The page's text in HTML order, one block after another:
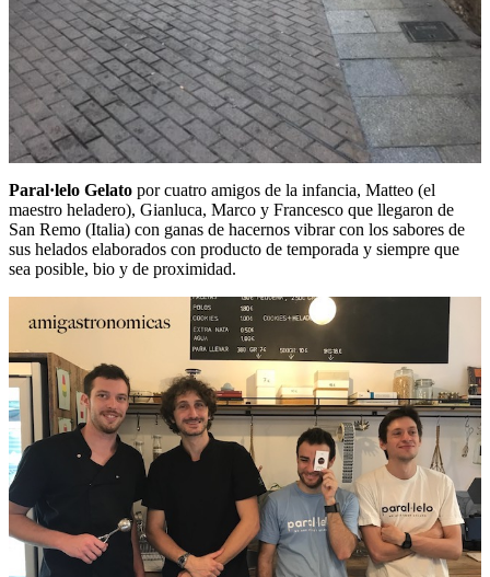
Paral·lelo Gelato por cuatro amigos de la infancia, Matteo (el
maestro heladero), Gianluca, Marco y Francesco que llegaron de
San Remo (Italia) con ganas de hacernos vibrar con los sabores de
sus helados elaborados con producto de temporada y siempre que
sea posible, bio y de proximidad.